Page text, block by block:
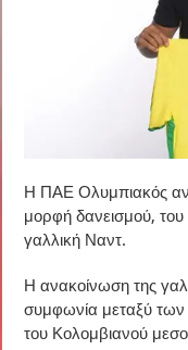
Η ΠΑΕ Ολυμπιακός
μορφή δανεισμού,
γαλλική Ναντ.
Η ανακοίνωση της
συμφωνία μεταξύ
του Κολομβιανού